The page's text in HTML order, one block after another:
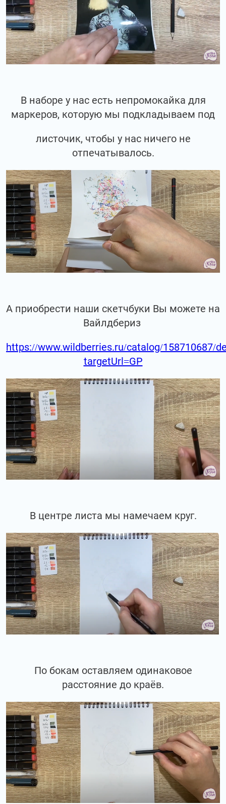
В наборе у нас есть непромокайка для
маркеров, которую мы подкладываем под
листочик, чтобы у нас ничего не
отпечатывалось.
А приобрести наши скетчбуки Вы можете на
Вайлдбериз
https://www.wildberries.ru/catalog/158710687/
targetUrl=GP
В центре листа мы намечаем круг.
По бокам оставляем одинаковое
расстояние до краёв.